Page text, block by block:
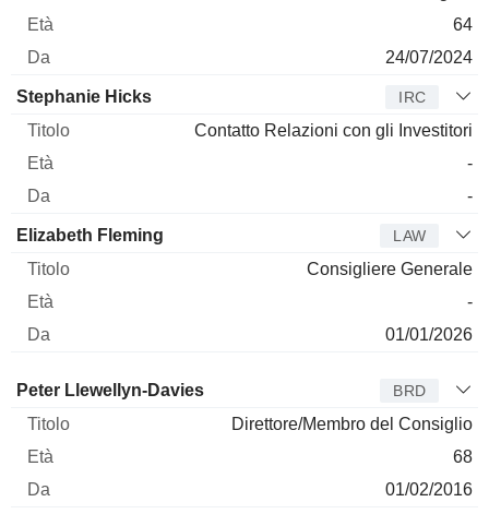
64
24/07/2024
Stephanie Hicks IRC
Contatto Relazioni con gli Investitori
-
-
Elizabeth Fleming LAW
Consigliere Generale
-
01/01/2026
Amministratore Titolo Età
Peter Llewellyn-Davies BRD
Direttore/Membro del Consiglio
68
01/02/2016